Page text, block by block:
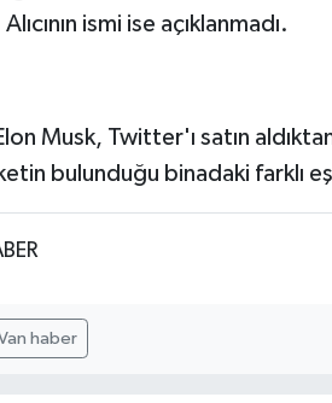
ismi ise açıklanmadı.
Musk, Twitter'ı satın
bulunduğu binadaki farklı
haber